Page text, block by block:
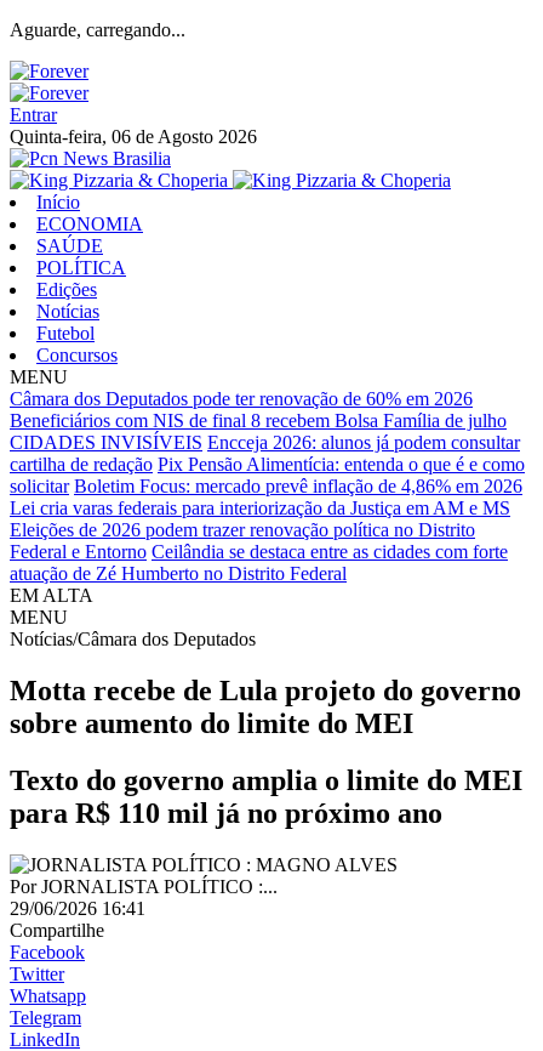
Aguarde, carregando...
Entrar
Quinta-feira, 06 de Agosto 2026
Início
ECONOMIA
SAÚDE
POLÍTICA
Edições
Notícias
Futebol
Concursos
MENU
Câmara dos Deputados pode ter renovação de 60% em 2026
Beneficiários com NIS de final 8 recebem Bolsa Família de julho
CIDADES INVISÍVEIS Encceja 2026: alunos já podem consultar
cartilha de redação Pix Pensão Alimentícia: entenda o que é e como
solicitar Boletim Focus: mercado prevê inflação de 4,86% em 2026
Lei cria varas federais para interiorização da Justiça em AM e MS
Eleições de 2026 podem trazer renovação política no Distrito
Federal e Entorno Ceilândia se destaca entre as cidades com forte
atuação de Zé Humberto no Distrito Federal
EM ALTA
MENU
Notícias/Câmara dos Deputados
Motta recebe de Lula projeto do governo
sobre aumento do limite do MEI
Texto do governo amplia o limite do MEI
para R$ 110 mil já no próximo ano
PorJORNALISTA POLÍTICO :...
29/06/2026 16:41
Compartilhe
Facebook
Twitter
Whatsapp
Telegram
LinkedIn